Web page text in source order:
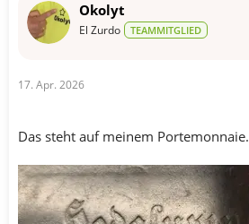
Okolyt
El Zurdo TEAMMITGLIED
17. Apr. 2026
Das steht auf meinem Portemonnaie.